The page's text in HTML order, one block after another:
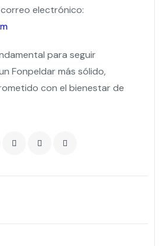
electrónico:
para seguir
Fonpeldar más sólido,
con el bienestar de